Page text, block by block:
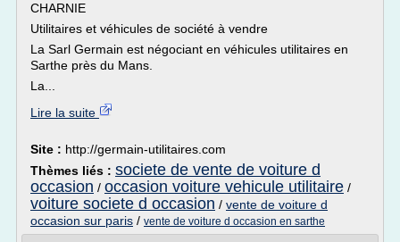
CHARNIE
Utilitaires et véhicules de société à vendre
La Sarl Germain est négociant en véhicules utilitaires en
Sarthe près du Mans.
La...
Lire la suite
Site : http://germain-utilitaires.com
Thèmes liés : societe de vente de voiture d
occasion / occasion voiture vehicule utilitaire /
voiture societe d occasion / vente de voiture d
occasion sur paris / vente de voiture d occasion en sarthe